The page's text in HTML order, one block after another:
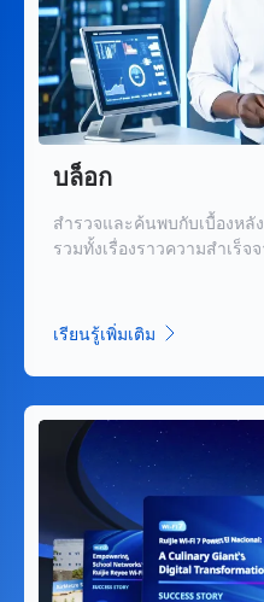
บล็อก
สำรวจและค้นพบกับเบื้องห
รวมทั้งเรื่องราวความสำเร็
เรียนรู้เพิ่มเติม